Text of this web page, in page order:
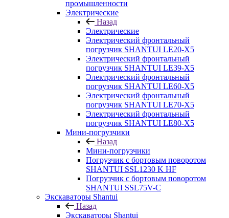
промышленности
Электрические
Назад
Электрические
Электрический фронтальный
погрузчик SHANTUI LE20-X5
Электрический фронтальный
погрузчик SHANTUI LE39-X5
Электрический фронтальный
погрузчик SHANTUI LE60-X5
Электрический фронтальный
погрузчик SHANTUI LE70-X5
Электрический фронтальный
погрузчик SHANTUI LE80-X5
Мини-погрузчики
Назад
Мини-погрузчики
Погрузчик с бортовым поворотом
SHANTUI SSL1230 K HF
Погрузчик с бортовым поворотом
SHANTUI SSL75V-C
Экскаваторы Shantui
Назад
Экскаваторы Shantui